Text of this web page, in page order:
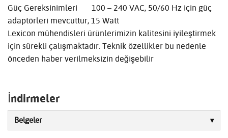
Güç Gereksinimleri 100 – 240 VAC, 50/60 Hz için güç
adaptörleri mevcuttur, 15 Watt
Lexicon mühendisleri ürünlerimizin kalitesini iyileştirmek
için sürekli çalışmaktadır. Teknik özellikler bu nedenle
önceden haber verilmeksizin değişebilir
İndirmeler
Belgeler